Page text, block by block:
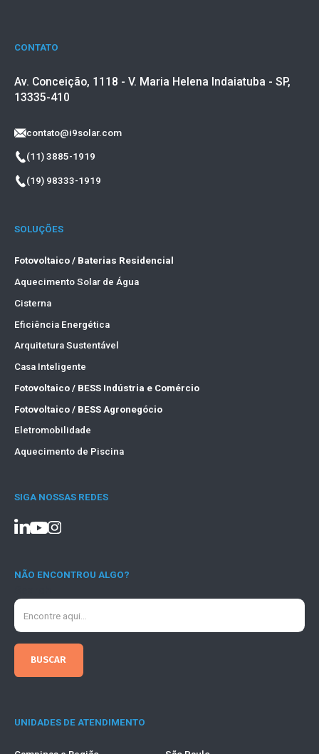
CONTATO
Av. Conceição, 1118 - V. Maria Helena Indaiatuba - SP,
13335-410
contato@i9solar.com
(11) 3885-1919
(19) 98333-1919
SOLUÇÕES
Fotovoltaico / Baterias Residencial
Aquecimento Solar de Água
Cisterna
Eficiência Energética
Arquitetura Sustentável
Casa Inteligente
Fotovoltaico / BESS Indústria e Comércio
Fotovoltaico / BESS Agronegócio
Eletromobilidade
Aquecimento de Piscina
SIGA NOSSAS REDES
NÃO ENCONTROU ALGO?
UNIDADES DE ATENDIMENTO